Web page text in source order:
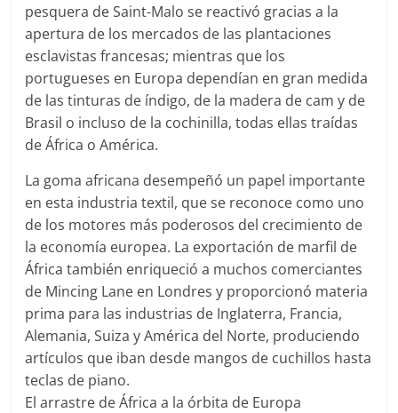
pesquera de Saint-Malo se reactivó gracias a la
apertura de los mercados de las plantaciones
esclavistas francesas; mientras que los
portugueses en Europa dependían en gran medida
de las tinturas de índigo, de la madera de cam y de
Brasil o incluso de la cochinilla, todas ellas traídas
de África o América.
La goma africana desempeñó un papel importante
en esta industria textil, que se reconoce como uno
de los motores más poderosos del crecimiento de
la economía europea. La exportación de marfil de
África también enriqueció a muchos comerciantes
de Mincing Lane en Londres y proporcionó materia
prima para las industrias de Inglaterra, Francia,
Alemania, Suiza y América del Norte, produciendo
artículos que iban desde mangos de cuchillos hasta
teclas de piano.
El arrastre de África a la órbita de Europa